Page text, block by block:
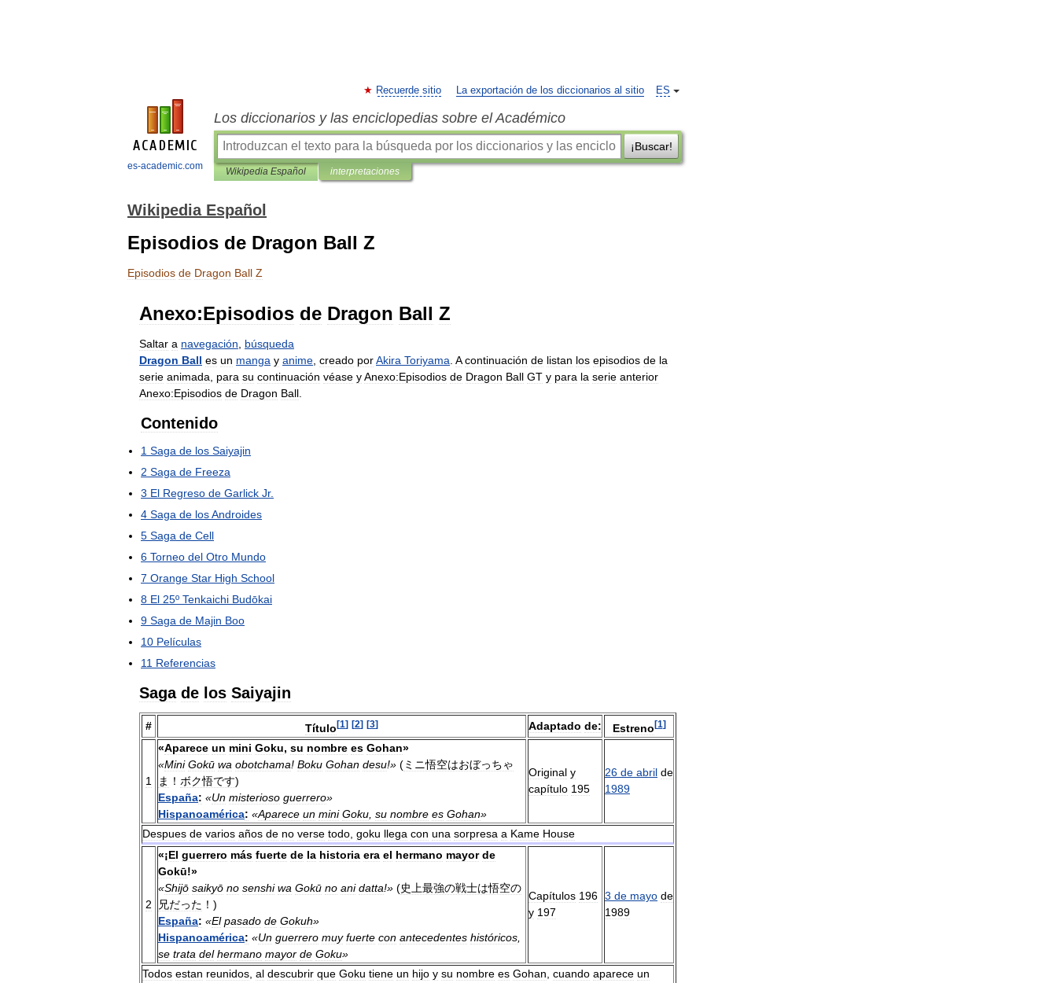
es-academic.com
ES
Recuerde sitio La exportación de los diccionarios al sitio
Los diccionarios y las enciclopedias sobre el Académico
¡Buscar!
Wikipedia Español interpretaciones
Wikipedia Español
Episodios de Dragon Ball Z
Episodios de Dragon Ball Z
Anexo:Episodios de Dragon Ball Z
Saltar a navegación
búsqueda
Dragon Ball es un manga y anime creado porAkira Toriyama A continuación de listan los episodios de la
serie animada para su continuación véase yAnexo:Episodios de Dragon Ball GT y para la serie anterior
Anexo:Episodios de Dragon Ball
Contenido
1 Saga de los Saiyajin
2 Saga de Freeza
3 El Regreso de Garlick Jr.
4 Saga de losAndroides
5 Saga de Cell
6 Torneo del Otro Mundo
7 Orange Star High School
8 El 25º Tenkaichi Budōkai
9 Saga de Majin Boo
10 Películas
11 Referencias
Saga de los Saiyajin
# Título[1] [2] [3] Adaptado de: Estreno[1]
1
«Aparece un mini Goku, su nombre es Gohan»
«Mini Gokū wa obotchama! Boku Gohan desu!» (ミニ悟空はおぼっちゃ
ま ！ ボク悟です)
España: «Un misterioso guerrero»
Hispanoamérica: «Aparece un mini Goku su nombre es Gohan»
Original y
capítulo 195
26 de abril de
1989
Despues de varios años de no verse todo goku llega con una sorpresa a Kame House
2
«¡El guerrero más fuerte de la historia era el hermano mayor de
Gokū!»
«Shijō saikyō no senshi wa Gokū no ani datta!» (史上最強の戦士は悟空の
兄だった ！)
España: «El pasado de Gokuh»
Hispanoamérica: «Un guerrero muy fuerte con antecedentes históricos
se trata del hermano mayor de Goku»
Capítulos 196
y 197
3 de mayo de
1989
Todos estan reunidos al descubrir que Goku tiene un hijo y su nombre es Gohan cuando aparece un